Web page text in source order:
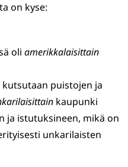
on kyse:
oli amerikkalaisittain
puistojen ja
kaupunki
ja istutuksineen, mikä on
unkarilaisten